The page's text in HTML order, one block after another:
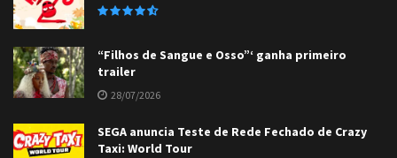
“Filhos de Sangue e Osso”‘ ganha primeiro
trailer
28/07/2026
SEGA anuncia Teste de Rede Fechado de Crazy
Taxi: World Tour